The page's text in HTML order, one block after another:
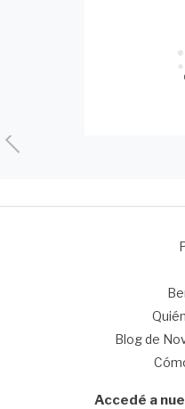
Blog de
Accedé a